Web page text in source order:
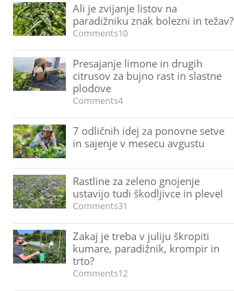
Ali je zvijanje listov na
paradižniku znak bolezni in težav?
Comments10
Presajanje limone in drugih
citrusov za bujno rast in slastne
plodove
Comments4
7 odličnih idej za ponovne setve
in sajenje v mesecu avgustu
Rastline za zeleno gnojenje
ustavijo tudi škodljivce in plevel
Comments31
Zakaj je treba v juliju škropiti
kumare, paradižnik, krompir in
trto?
Comments12